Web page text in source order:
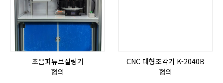
초음파튜브실링기
협의
CNC 대형조각기 K-2040B
협의